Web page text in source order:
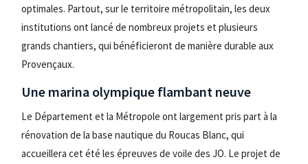
optimales. Partout, sur le territoire métropolitain, les deux
institutions ont lancé de nombreux projets et plusieurs
grands chantiers, qui bénéficieront de manière durable aux
Provençaux.
Une marina olympique flambant neuve
Le Département et la Métropole ont largement pris part à la
rénovation de la base nautique du Roucas Blanc, qui
accueillera cet été les épreuves de voile des JO. Le projet de